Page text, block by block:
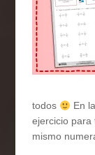
todos
En
ejercicio para
mismo